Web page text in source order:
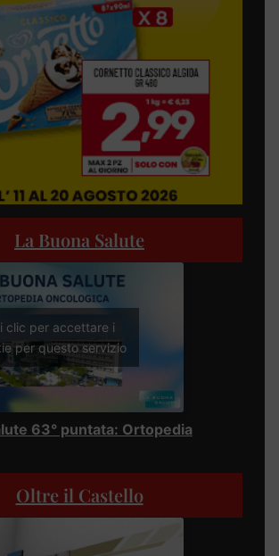
La Buona Salute
clic per accettare i
per questo servizio
63° puntata: Ortopedia
Oltre il Castello